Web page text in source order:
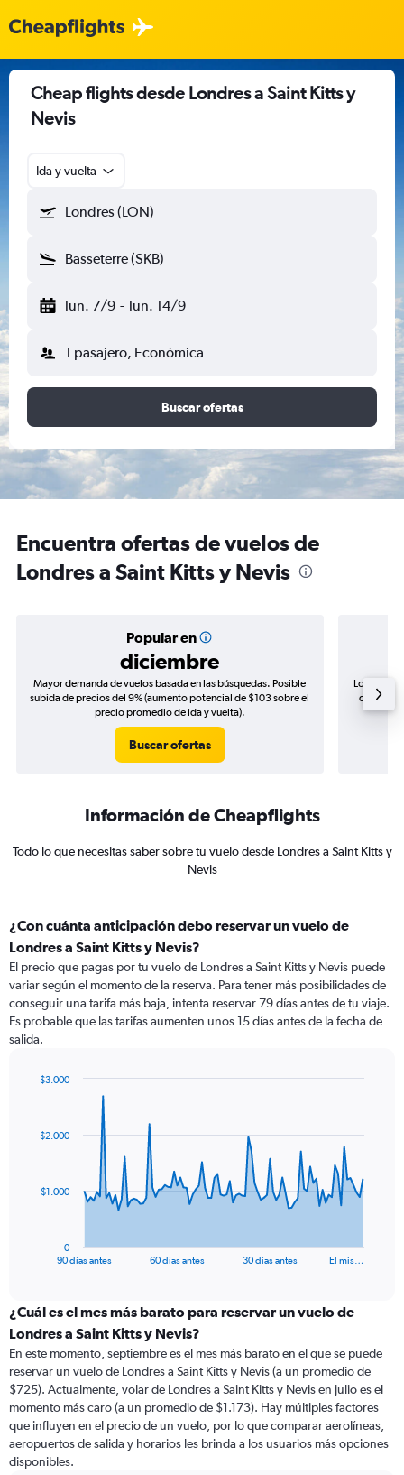
Cheap flights desde Londres a Saint Kitts y
Nevis
Ida y vuelta
Londres (LON)
Basseterre (SKB)
lun. 7/9 - lun. 14/9
1 pasajero, Económica
Buscar ofertas
Encuentra ofertas de vuelos de
Londres a Saint Kitts y Nevis
Popular en
diciembre
Mayor demanda de vuelos basada en las búsquedas. Posible
subida de precios del 9% (aumento potencial de $103 sobre el
precio promedio de ida y vuelta).
Buscar ofertas
Los
de
Información de Cheapflights
Todo lo que necesitas saber sobre tu vuelo desde Londres a Saint Kitts y
Nevis
¿Con cuánta anticipación debo reservar un vuelo de
Londres a Saint Kitts y Nevis?
El precio que pagas por tu vuelo de Londres a Saint Kitts y Nevis puede
variar según el momento de la reserva. Para tener más posibilidades de
conseguir una tarifa más baja, intenta reservar 79 días antes de tu viaje.
Es probable que las tarifas aumenten unos 15 días antes de la fecha de
salida.
data
The
categories.
Range:
categories.
The
chart
has
1
Y
axis
90 días antes 60 días antes 30 días antes El mis…
0
$1.000
$2.000
$3.000
¿Cuál es el mes más barato para reservar un vuelo de
Londres a Saint Kitts y Nevis?
En este momento, septiembre es el mes más barato en el que se puede
reservar un vuelo de Londres a Saint Kitts y Nevis (a un promedio de
$725). Actualmente, volar de Londres a Saint Kitts y Nevis en julio es el
momento más caro (a un promedio de $1.173). Hay múltiples factores
que influyen en el precio de un vuelo, por lo que comparar aerolíneas,
aeropuertos de salida y horarios les brinda a los usuarios más opciones
disponibles.